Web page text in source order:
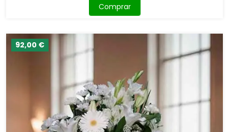
Comprar
92,00 €